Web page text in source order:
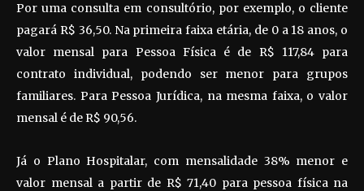
Por uma consulta em consultório, por exemplo, o cliente
pagará R$ 36,50. Na primeira faixa etária, de 0 a 18 anos, o
valor mensal para Pessoa Física é de R$ 117,84 para
contrato individual, podendo ser menor para grupos
familiares. Para Pessoa Jurídica, na mesma faixa, o valor
mensal é de R$ 90,56.
Já o Plano Hospitalar, com mensalidade 38% menor e
valor mensal a partir de R$ 71,40 para pessoa física na